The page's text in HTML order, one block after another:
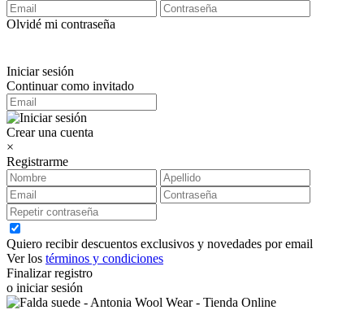
Olvidé mi contraseña
Iniciar sesión
Continuar como invitado
Crear una cuenta
×
Registrarme
Quiero recibir descuentos exclusivos y novedades por email
Ver los términos y condiciones
Finalizar registro
o iniciar sesión